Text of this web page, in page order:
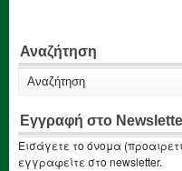
Αναζήτηση
Εγγραφή στο
Εισάγετε το όνομα
εγγραφείτε στο newsletter.